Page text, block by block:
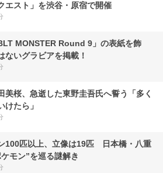
エスト」を渋谷・原宿で開催
MONSTER Round 9」の表紙を飾
ないグラビアを掲載！
美桜、急逝した東野圭吾氏へ誓う「多く
けたら」
100匹以上、立像は19匹 日本橋・八重
モン”を巡る謎解き